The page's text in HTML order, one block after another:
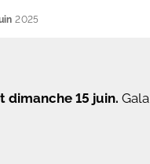
2025
dimanche 15 juin. Gala